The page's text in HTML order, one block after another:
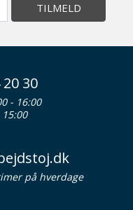
TILMELD
30
- 16:00
på hverdage